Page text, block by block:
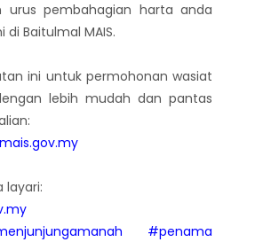
urus pembahagian harta anda
Baitulmal MAIS.
ini untuk permohonan wasiat
lebih mudah dan pantas
layari:
#penama